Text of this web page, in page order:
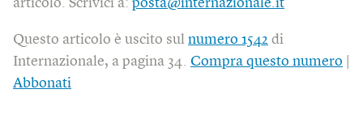
articolo. Scrivici a: posta@internazionale.it
Questo articolo è uscito sul numero 1542 di
Internazionale, a pagina 34. Compra questo numero
Abbonati